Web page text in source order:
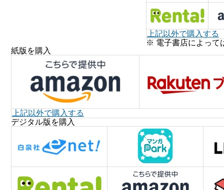
上記以外で購入する
※ 電子書店によって
紙版を購入
上記以外で購入する
デジタル版を購入